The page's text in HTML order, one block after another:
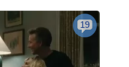
19